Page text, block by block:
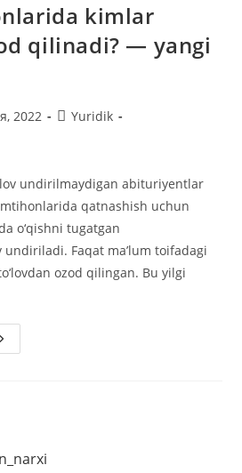
kimlar
qilinadi? — yangi
2022
Рубрика
Yuridik
undirilmaydigan abituriyentlar
qatnashish uchun
o‘qishni tugatgan
Faqat ma’lum toifadagi
ozod qilingan. Bu yilgi